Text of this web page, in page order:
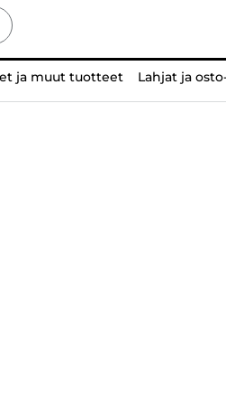
ja muut tuotteet Lahjat ja